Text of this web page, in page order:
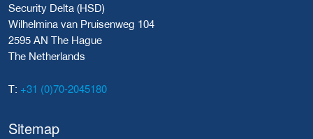
Security Delta (HSD)
Wilhelmina van Pruisenweg 104
2595 AN The Hague
The Netherlands
T: +31 (0)70-2045180
Sitemap